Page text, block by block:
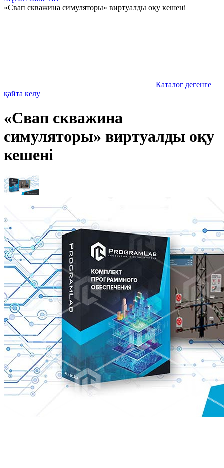
«Свап скважина симуляторы» виртуалды оқу кешені
Каталог дегенге
қайта келу
«Свап скважина
симуляторы» виртуалды оқу
кешені